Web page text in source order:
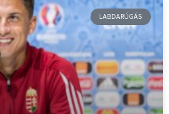
LABDARÚGÁS